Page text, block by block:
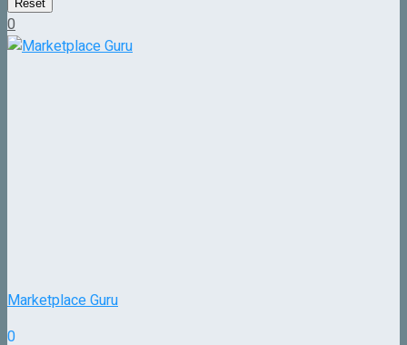
Reset
0
Marketplace Guru
0